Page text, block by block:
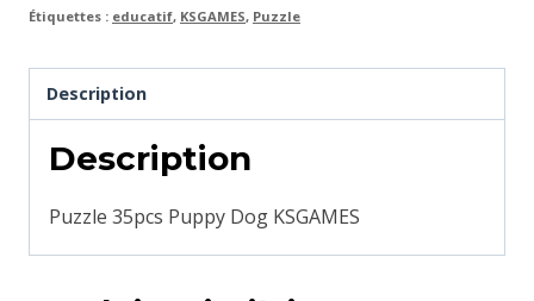
Étiquettes : educatif, KSGAMES, Puzzle
Description
Description
Puzzle 35pcs Puppy Dog KSGAMES